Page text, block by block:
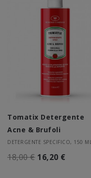
Tomatix Detergente
Acne & Brufoli
DETERGENTE SPECIFICO, 150 ML
18,00 € 16,20 €